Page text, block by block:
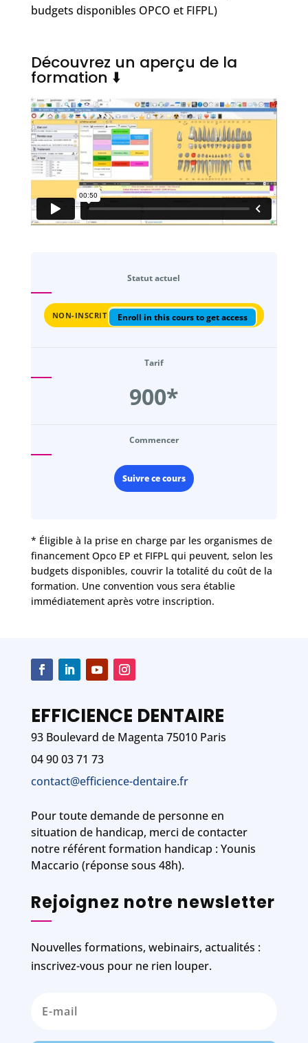
budgets disponibles OPCO et FIFPL)
Découvrez un aperçu de la
formation ⬇️
Statut actuel
NON-INSCRIT Enroll in this cours to get access
Tarif
900*
Commencer
Suivre ce cours
* Éligible à la prise en charge par les organismes de
financement Opco EP et FIFPL qui peuvent, selon les
budgets disponibles, couvrir la totalité du coût de la
formation. Une convention vous sera établie
immédiatement après votre inscription.
EFFICIENCE DENTAIRE
93 Boulevard de Magenta 75010 Paris
04 90 03 71 73
contact@efficience-dentaire.fr
Pour toute demande de personne en
situation de handicap, merci de contacter
notre référent formation handicap : Younis
Maccario (réponse sous 48h).
Rejoignez notre newsletter
Nouvelles formations, webinairs, actualités :
inscrivez-vous pour ne rien louper.